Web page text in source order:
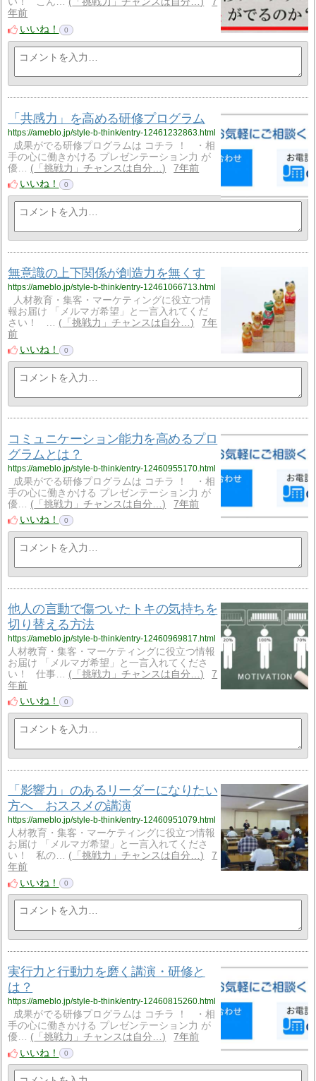
年前
いいね！
0
「共感力」を高める研修プログラム
https://ameblo.jp/style-b-think/entry-12461232863.html
成果がでる研修プログラムは コチラ ！ ・相
手の心に働きかける プレゼンテーション力 が
優…
「挑戦力」チャンスは自分…
7年前
いいね！
0
無意識の上下関係が創造力を無くす
https://ameblo.jp/style-b-think/entry-12461066713.html
人材教育・集客・マーケティングに役立つ情
報お届け 「メルマガ希望」と一言入れてくだ
さい！ …
「挑戦力」チャンスは自分…
7年
前
いいね！
0
コミュニケーション能力を高めるプロ
グラムとは？
https://ameblo.jp/style-b-think/entry-12460955170.html
成果がでる研修プログラムは コチラ ！ ・相
手の心に働きかける プレゼンテーション力 が
優…
「挑戦力」チャンスは自分…
7年前
いいね！
0
他人の言動で傷ついたトキの気持ちを
切り替える方法
https://ameblo.jp/style-b-think/entry-12460969817.html
人材教育・集客・マーケティングに役立つ情報
お届け 「メルマガ希望」と一言入れてくださ
い！ 仕事…
「挑戦力」チャンスは自分…
7
年前
いいね！
0
「影響力」のあるリーダーになりたい
方へ おススメの講演
https://ameblo.jp/style-b-think/entry-12460951079.html
人材教育・集客・マーケティングに役立つ情報
お届け 「メルマガ希望」と一言入れてくださ
い！ 私の…
「挑戦力」チャンスは自分…
7
年前
いいね！
0
実行力と行動力を磨く講演・研修と
は？
https://ameblo.jp/style-b-think/entry-12460815260.html
成果がでる研修プログラムは コチラ ！ ・相
手の心に働きかける プレゼンテーション力 が
優…
「挑戦力」チャンスは自分…
7年前
いいね！
0